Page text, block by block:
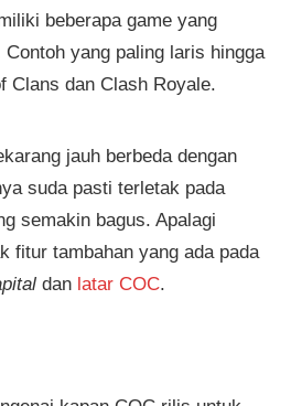
beberapa game yang
yang paling laris hingga
Clans dan Clash Royale.
jauh berbeda dengan
suda pasti terletak pada
semakin bagus. Apalagi
fitur tambahan yang ada pada
dan latar COC.